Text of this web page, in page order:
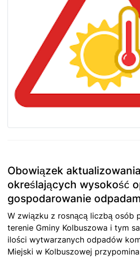
Obowiązek
określających wysokość
gospodarowanie
W związku z rosnącą liczbą osób
terenie Gminy Kolbuszowa i tym
ilości wytwarzanych odpadów
Miejski w Kolbuszowej przypomina